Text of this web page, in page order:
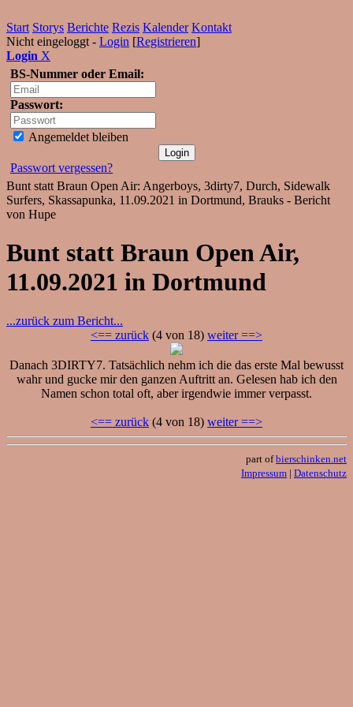
Start Storys Berichte Rezis Kalender Kontakt
Nicht eingeloggt - Login [Registrieren]
Login X
BS-Nummer oder Email:
Passwort:
Angemeldet bleiben
Passwort vergessen?
Bunt statt Braun Open Air: Angerboys, 3dirty7, Durch, Sidewalk
Surfers, Skassapunka, 11.09.2021 in Dortmund, Brauks - Bericht
von Hupe
Bunt statt Braun Open Air,
11.09.2021 in Dortmund
...zurück zum Bericht...
<== zurück (4 von 18) weiter ==>
Danach 3DIRTY7. Tatsächlich nehm ich die das erste Mal bewusst
wahr und gucke mir den ganzen Auftritt an. Gelesen hab ich den
Namen schon total oft, aber irgendwie immer verpasst.
<== zurück (4 von 18) weiter ==>
part ofbierschinken.net
Impressum | Datenschutz